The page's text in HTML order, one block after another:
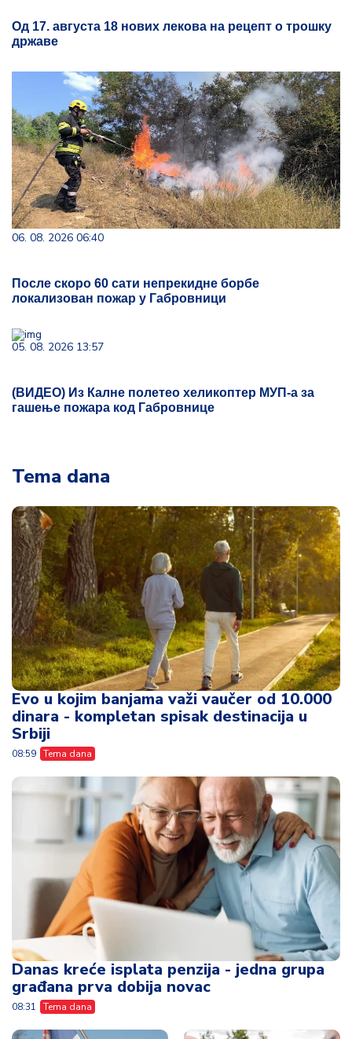
Од 17. августа 18 нових лекова на рецепт о трошку
државе
06. 08. 2026 06:40
После скоро 60 сати непрекидне борбе
локализован пожар у Габровници
05. 08. 2026 13:57
(ВИДЕО) Из Калне полетео хеликоптер МУП-а за
гашење пожара код Габровнице
Tema dana
Evo u kojim banjama važi vaučer od 10.000
dinara - kompletan spisak destinacija u
Srbiji
08:59 Tema dana
Danas kreće isplata penzija - jedna grupa
građana prva dobija novac
08:31 Tema dana